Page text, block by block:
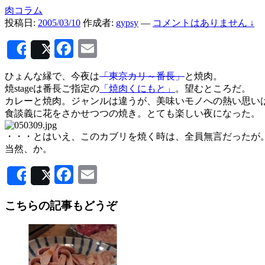
肉コラム
投稿日: 2005/03/10 作成者: gypsy — コメントはありません ↓
SharePostFacebook
ひょんな縁で、今夜は「東京カリ～番長」と焼肉。
焼stageは番長ご指定の 「焼肉くにもと」
。望むところだ。
カレーと焼肉。ジャンルは違うが、美味いモノへの熱い思い
食談義に花をさかせつつの焼き。とても楽しい夜になった。
・・・とはいえ、このカブリを焼く時は、全員無言だったが。
当然、か。
SharePostFacebook
こちらの記事もどうぞ